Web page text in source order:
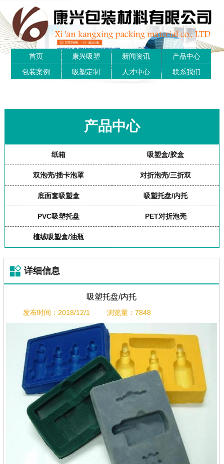
首页 康兴吸塑 新闻资讯
产品中心
包装案例
吸塑定制 人才中心 联系我们
产品中心
纸箱 吸塑盒/胶盒
双泡壳/插卡泡罩 对折泡壳/三折双
底面套吸塑盒 吸塑托盘/内托
PVC吸塑托盘 PET对折泡壳
植绒吸塑盒/油瓶
详细信息
吸塑托盘/内托
发布时间：2018/12/1 浏览量：7848